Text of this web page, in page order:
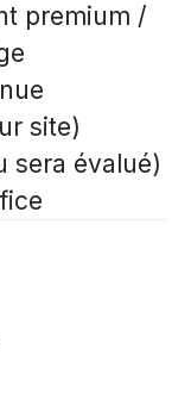
premium /
site)
sera évalué)